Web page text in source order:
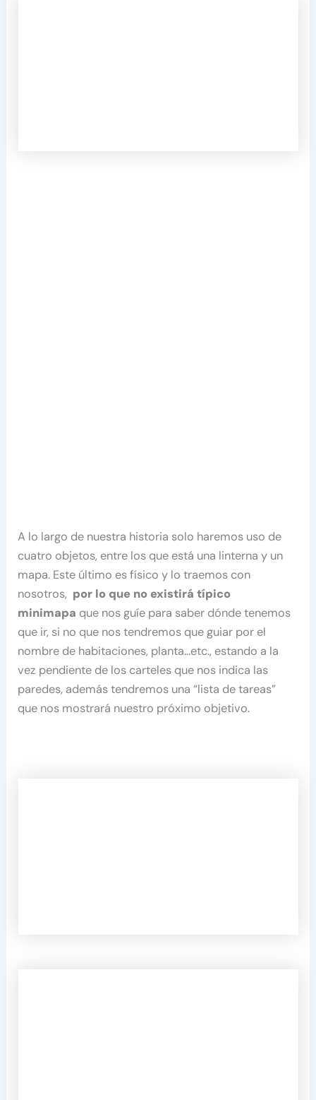
A lo largo de nuestra historia solo haremos uso de
cuatro objetos, entre los que está una linterna y un
mapa. Este último es físico y lo traemos con
nosotros, por lo que no existirá típico
minimapa que nos guíe para saber dónde tenemos
que ir, si no que nos tendremos que guiar por el
nombre de habitaciones, planta…etc., estando a la
vez pendiente de los carteles que nos indica las
paredes, además tendremos una “lista de tareas”
que nos mostrará nuestro próximo objetivo.